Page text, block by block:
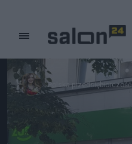
Polska przedsiębiorczość